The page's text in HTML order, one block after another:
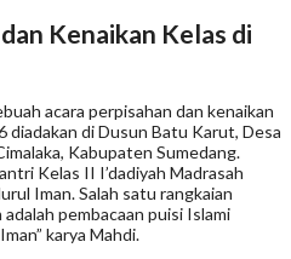
Kenaikan Kelas di
acara perpisahan dan kenaikan
diadakan di Dusun Batu Karut, Desa
Kabupaten Sumedang.
Kelas II I’dadiyah Madrasah
Iman. Salah satu rangkaian
pembacaan puisi Islami
karya Mahdi.